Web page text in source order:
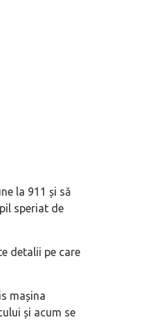
la 911 și să
speriat de
detalii pe care
mașina
și acum se
sportivă cu motor central a
noua ediție limitată Lamborghini